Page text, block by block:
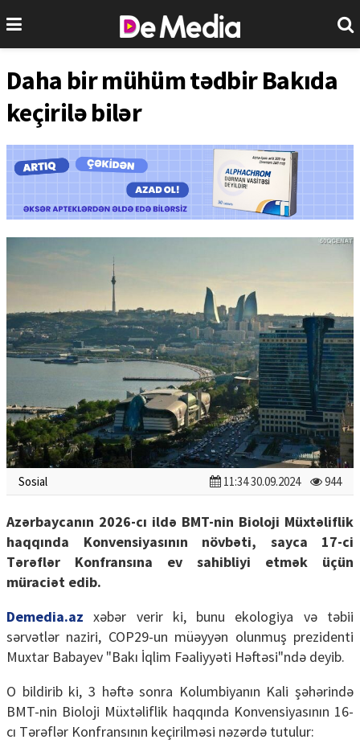
Daha bir mühüm tədbir Bakıda
keçirilə bilər
Sosial 11:34 30.09.2024 944
Azərbaycanın 2026-cı ildə BMT-nin Bioloji Müxtəliflik
haqqında Konvensiyasının növbəti, sayca 17-ci
Tərəflər Konfransına ev sahibliyi etmək üçün
müraciət edib.
Demedia.az xəbər verir ki, bunu ekologiya və təbii
sərvətlər naziri, COP29-un müəyyən olunmuş prezidenti
Muxtar Babayev "Bakı İqlim Fəaliyyəti Həftəsi"ndə deyib.
O bildirib ki, 3 həftə sonra Kolumbiyanın Kali şəhərində
BMT-nin Bioloji Müxtəliflik haqqında Konvensiyasının 16-
cı Tərəflər Konfransının keçirilməsi nəzərdə tutulur: